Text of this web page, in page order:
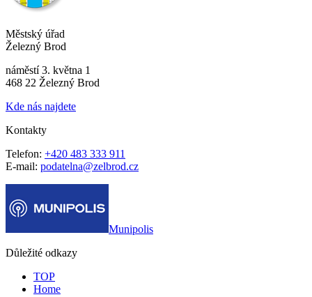
Městský úřad
Železný Brod
náměstí 3. května 1
468 22 Železný Brod
Kde nás najdete
Kontakty
Telefon: +420 483 333 911
E-mail: podatelna@zelbrod.cz
Munipolis
Důležité odkazy
TOP
Home